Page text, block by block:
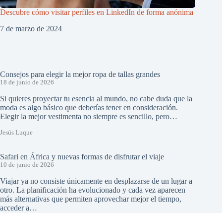
Descubre cómo visitar perfiles en LinkedIn de forma anónima
7 de marzo de 2024
Consejos para elegir la mejor ropa de tallas grandes
18 de junio de 2026
Si quieres proyectar tu esencia al mundo, no cabe duda que la
moda es algo básico que deberías tener en consideración.
Elegir la mejor vestimenta no siempre es sencillo, pero…
Jesús Luque
Safari en África y nuevas formas de disfrutar el viaje
10 de junio de 2026
Viajar ya no consiste únicamente en desplazarse de un lugar a
otro. La planificación ha evolucionado y cada vez aparecen
más alternativas que permiten aprovechar mejor el tiempo,
acceder a…